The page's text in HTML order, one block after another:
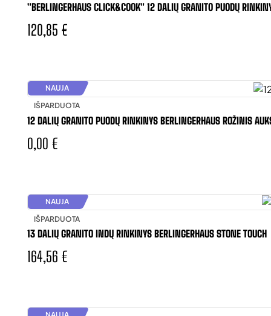
"BERLINGERHAUS CLICK&COOK" 12 DALIŲ GRANITO PUODŲ
120,85 €
NAUJA
IŠPARDUOTA
12 DALIŲ GRANITO PUODŲ RINKINYS BERLINGERHAUS ROŽINIS
0,00 €
NAUJA
IŠPARDUOTA
13 DALIŲ GRANITO INDŲ RINKINYS BERLINGERHAUS STONE TOUCH
164,56 €